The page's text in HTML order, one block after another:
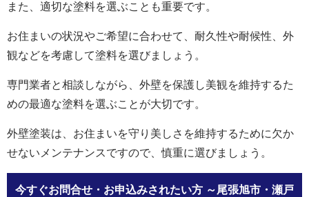
また、適切な塗料を選ぶことも重要です。
お住まいの状況やご希望に合わせて、耐久性や耐候性、外
観などを考慮して塗料を選びましょう。
専門業者と相談しながら、外壁を保護し美観を維持するた
めの最適な塗料を選ぶことが大切です。
外壁塗装は、お住まいを守り美しさを維持するために欠か
せないメンテナンスですので、慎重に選びましょう。
今すぐお問合せ・お申込みされたい方 ～尾張旭市・瀬戸